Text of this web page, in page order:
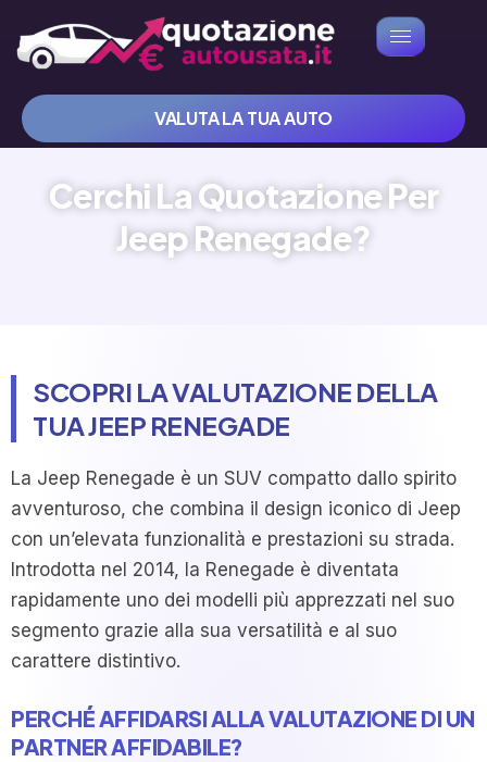
VALUTA LA TUA AUTO
Cerchi La Quotazione Per
Jeep Renegade?
SCOPRI LA VALUTAZIONE DELLA
TUA JEEP RENEGADE
La Jeep Renegade è un SUV compatto dallo spirito
avventuroso, che combina il design iconico di Jeep
con un’elevata funzionalità e prestazioni su strada.
Introdotta nel 2014, la Renegade è diventata
rapidamente uno dei modelli più apprezzati nel suo
segmento grazie alla sua versatilità e al suo
carattere distintivo.
PERCHÉ AFFIDARSI ALLA VALUTAZIONE DI UN
PARTNER AFFIDABILE?